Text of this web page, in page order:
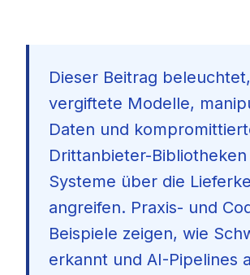
Dieser Beitrag
vergiftete Modelle,
Daten und
Drittanbieter-Bibliotheken
Systeme über die
angreifen. Praxis- und
Beispiele zeigen, wie
erkannt und AI-Pipelines